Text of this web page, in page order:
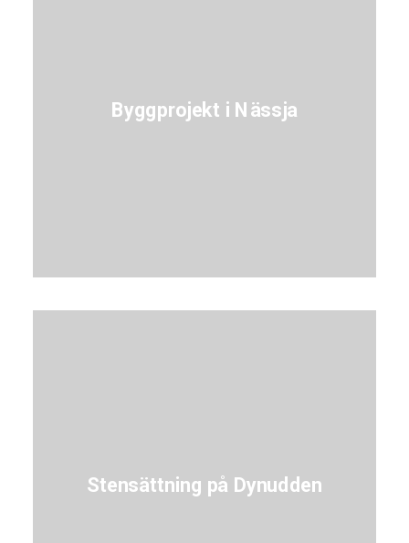
Byggprojekt i Nässja
Stensättning på Dynudden